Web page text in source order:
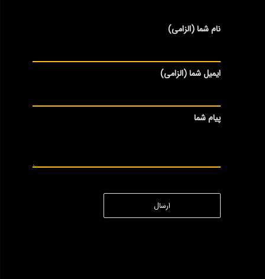
نام شما (الزامی)
ایمیل شما (الزامی)
پیام شما
ارسال